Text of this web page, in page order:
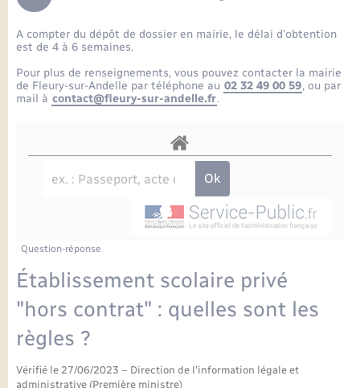
Projet nouveau groupe scolaire
Articles de presse
Etat-civil - Papiers - Citoyenneté
Mariage – PACS
Parrainage civil
Logement - Urbanisme
Nouvel habitant
Organisation d’événement
Sécurité - Prévention
Seniors
Transports scolaires
Travaux - Autorisation d’occupation de l’espace
public
La mairie
Comptes rendus de conseils
Délibérations du conseil municipal
Comptes rendus du conseil municipal
Budget
Actualités
Commerces - Entreprises - Emploi
Plan interactif
La Communauté de communes
Sorties - Animations
A compter du dépôt de dossier en mairie, le délai d’obtention
est de 4 à 6 semaines.
Pour plus de renseignements, vous pouvez contacter la mairie
de Fleury-sur-Andelle par téléphone au 02 32 49 00 59, ou par
mail à contact@fleury-sur-andelle.fr.
Question-réponse
Établissement scolaire privé
"hors contrat" : quelles sont les
règles ?
Vérifié le 27/06/2023 – Direction de l'information légale et
administrative (Première ministre)